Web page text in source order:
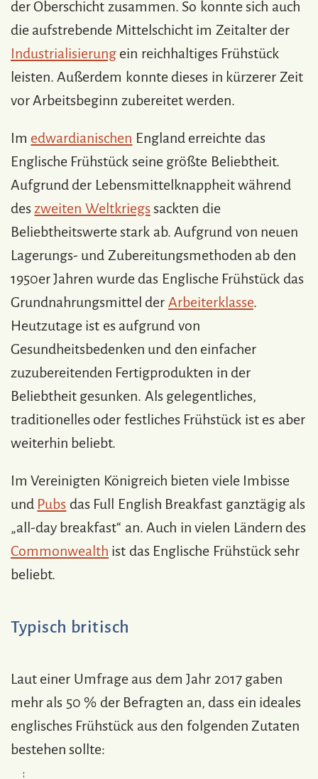
der Oberschicht zusammen. So konnte sich auch
die aufstrebende Mittelschicht im Zeitalter der
Industrialisierung ein reichhaltiges Frühstück
leisten. Außerdem konnte dieses in kürzerer Zeit
vor Arbeitsbeginn zubereitet werden.
Im edwardianischen England erreichte das
Englische Frühstück seine größte Beliebtheit.
Aufgrund der Lebensmittelknappheit während
des zweiten Weltkriegssackten die
Beliebtheitswerte stark ab. Aufgrund von neuen
Lagerungs- und Zubereitungsmethoden ab den
1950er Jahren wurde das Englische Frühstück das
Grundnahrungsmittel der Arbeiterklasse.
Heutzutage ist es aufgrund von
Gesundheitsbedenken und den einfacher
zuzubereitenden Fertigprodukten in der
Beliebtheit gesunken. Als gelegentliches,
traditionelles oder festliches Frühstück ist es aber
weiterhin beliebt.
Im Vereinigten Königreich bieten viele Imbisse
und Pubs das Full English Breakfast ganztägig als
„all-day breakfast“ an. Auch in vielen Ländern des
Commonwealth ist das Englische Frühstück sehr
beliebt.
Typisch britisch
Laut einer Umfrage aus dem Jahr 2017 gaben
mehr als 50 % der Befragten an, dass ein ideales
englisches Frühstück aus den folgenden Zutaten
bestehen sollte: